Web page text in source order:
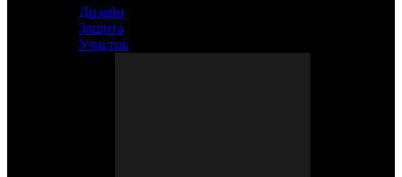
Дизайн
Защита
Участок